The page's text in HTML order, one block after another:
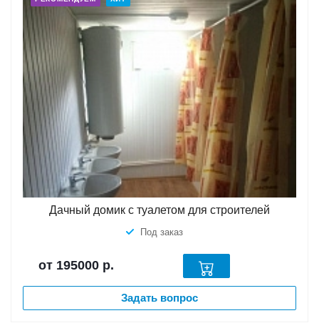
Дачный домик с туалетом для строителей
Под заказ
от 195000 р.
Задать вопрос